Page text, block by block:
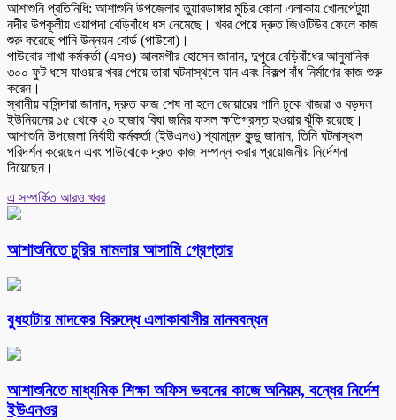
আশাশুনি প্রতিনিধি: আশাশুনি উপজেলার তুয়ারডাঙ্গার মুচির কোনা এলাকায় খোলপেটুয়া
নদীর উপকূলীয় ওয়াপদা বেড়িবাঁধে ধস নেমেছে। খবর পেয়ে দ্রুত জিওটিউব ফেলে কাজ
শুরু করেছে পানি উন্নয়ন বোর্ড (পাউবো)।
পাউবোর শাখা কর্মকর্তা (এসও) আলমগীর হোসেন জানান, দুপুরে বেড়িবাঁধের আনুমানিক
৩০০ ফুট ধসে যাওয়ার খবর পেয়ে তারা ঘটনাস্থলে যান এবং বিকল্প বাঁধ নির্মাণের কাজ শুরু
করেন।
স্থানীয় বাসিন্দারা জানান, দ্রুত কাজ শেষ না হলে জোয়ারের পানি ঢুকে খাজরা ও বড়দল
ইউনিয়নের ১৫ থেকে ২০ হাজার বিঘা জমির ফসল ক্ষতিগ্রস্ত হওয়ার ঝুঁকি রয়েছে।
আশাশুনি উপজেলা নির্বাহী কর্মকর্তা (ইউএনও) শ্যামানন্দ কুন্ডু জানান, তিনি ঘটনাস্থল
পরিদর্শন করেছেন এবং পাউবোকে দ্রুত কাজ সম্পন্ন করার প্রয়োজনীয় নির্দেশনা
দিয়েছেন।
এ সম্পর্কিত আরও খবর
আশাশুনিতে চুরির মামলার আসামি গ্রেপ্তার
বুধহাটায় মাদকের বিরুদ্ধে এলাকাবাসীর মানববন্ধন
আশাশুনিতে মাধ্যমিক শিক্ষা অফিস ভবনের কাজে অনিয়ম, বন্ধের নির্দেশ
ইউএনওর